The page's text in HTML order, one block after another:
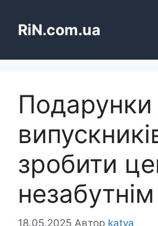
вмістуRiN.com.ua
Подарунки
зробити
незабутнім
18.05.2025 Автор katya